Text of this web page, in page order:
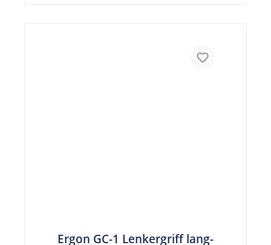
Ergon GC-1 Lenkergriff lang-